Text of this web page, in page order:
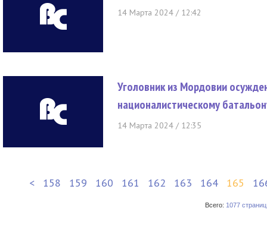
14 Марта 2024 / 12:42
Уголовник из Мордовии
националистическому
14 Марта 2024 / 12:35
< 158 159 160 161 162 163 164 165
Всего: 1077 страниц